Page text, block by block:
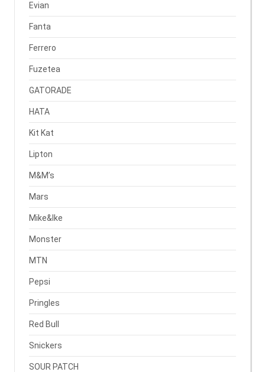
Evian
Fanta
Ferrero
Fuzetea
GATORADE
HATA
Kit Kat
Lipton
M&M’s
Mars
Mike&Ike
Monster
MTN
Pepsi
Pringles
Red Bull
Snickers
SOUR PATCH